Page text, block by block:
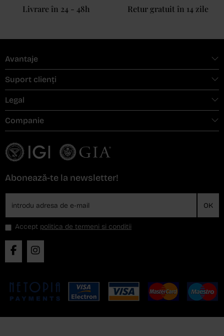
Livrare în 24 - 48h Retur gratuit în 14 zile
Avantaje
Suport clienți
Legal
Companie
Abonează-te la newsletter!
OK
Accept politica de termeni si conditii